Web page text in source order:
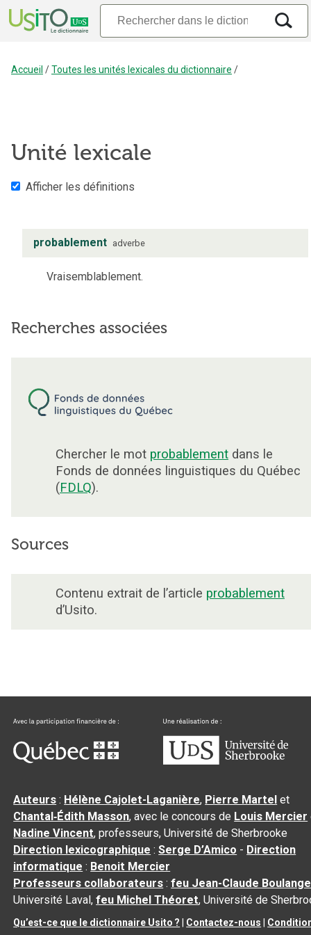
Accueil /Toutes les unités lexicales du dictionnaire /
Unité lexicale
Afficher les définitions
probablement adverbe
Vraisemblablement.
Recherches associées
Chercher le mot probablement dans le
Fonds de données linguistiques du Québec
(FDLQ).
Sources
Contenu extrait de l’article probablement
d’Usito.
Auteurs : Hélène Cajolet-Laganière, Pierre Martel et
Chantal‑Édith Masson, avec le concours de Louis Mercier
Nadine Vincent, professeurs, Université de Sherbrooke
Direction lexicographique :Serge D’Amico - Direction
informatique : Benoit Mercier
Professeurs collaborateurs :feu Jean-Claude
Université Laval,feu Michel Théoret, Université de
Qu’est-ce que le dictionnaire Usito ? Contactez-nous